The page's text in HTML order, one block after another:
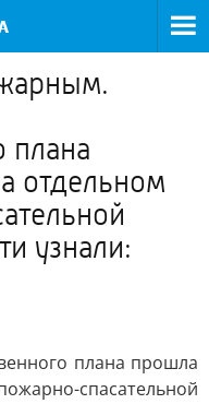
плана
отдельном
узнали:
плана прошла
спасательной